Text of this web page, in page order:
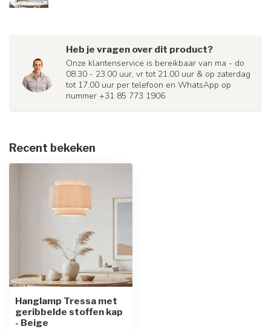
Heb je vragen over dit product?
Onze klantenservice is bereikbaar van ma - do
08.30 - 23.00 uur, vr tot 21.00 uur & op zaterdag
tot 17.00 uur per telefoon en WhatsApp op
nummer +31 85 773 1906
Recent bekeken
Hanglamp Tressa met
geribbelde stoffen kap
- Beige